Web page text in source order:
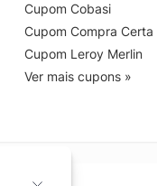
Cupom Cobasi
Cupom Compra Certa
Cupom Leroy Merlin
Ver mais cupons »